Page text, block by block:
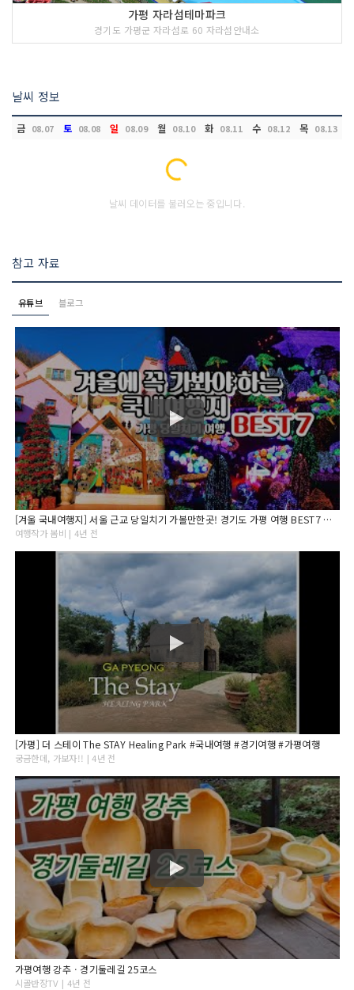
가평 자라섬테마파크
경기도 가평군 자라섬로 60 자라섬안내소
날씨 정보
금 08.07 토 08.08 일 08.09 월 08.10 화 08.11 수 08.12 목 08.13
Loading...
날씨 데이터를 불러오는 중입니다.
참고 자료
유튜브 블로그
[겨울 국내여행지] 서울 근교 당일치기 가볼만한곳! 경기도 가평 여행 BEST7 아침고요수목원/오색별빛정원전
여행작가 봄비 | 4년 전
[가평] 더 스테이 The STAY Healing Park #국내여행 #경기여행 #가평여행
궁금한데, 가보자!! | 4년 전
가평여행 강추ㆍ경기둘레길 25코스
시골반장TV | 4년 전